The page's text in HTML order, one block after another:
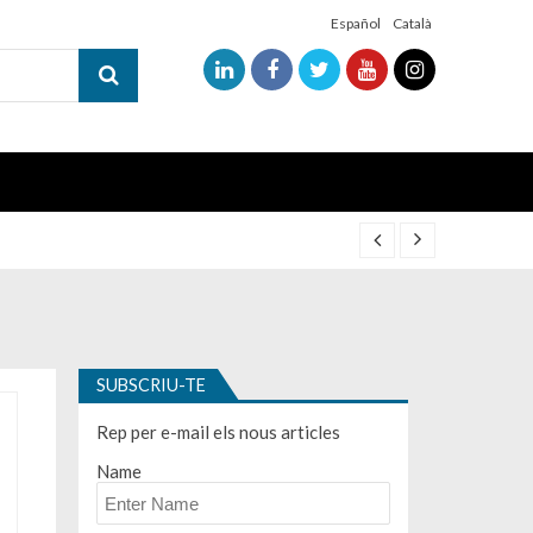
Español Català
SUBSCRIU-TE
Rep per e-mail els nous articles
Name